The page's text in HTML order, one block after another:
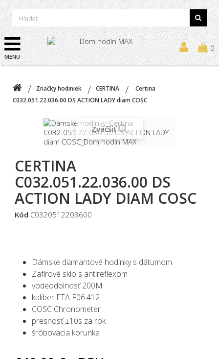
MENU
0
Značky hodiniek CERTINA
Certina
C032.051.22.036.00 DS ACTION LADY diam COSC
Zväčšiť
CERTINA
C032.051.22.036.00 DS
ACTION LADY DIAM COSC
Kód C0320512203600
Dámske diamantové hodinky s dátumom
Zafírové sklo s antireflexom
vodeodolnosť 200M
kaliber ETA F06.412
COSC Chronometer
presnosť ±10s za rok
šróbovacia korunka